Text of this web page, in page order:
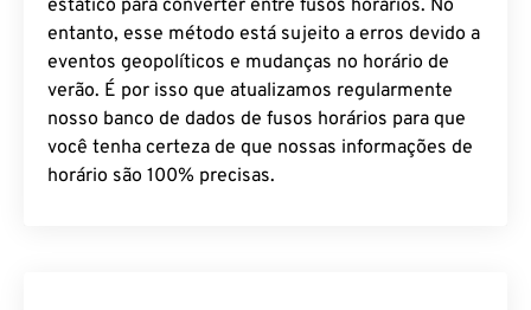
estático para converter entre fusos horários. No
entanto, esse método está sujeito a erros devido a
eventos geopolíticos e mudanças no horário de
verão. É por isso que atualizamos regularmente
nosso banco de dados de fusos horários para que
você tenha certeza de que nossas informações de
horário são 100% precisas.